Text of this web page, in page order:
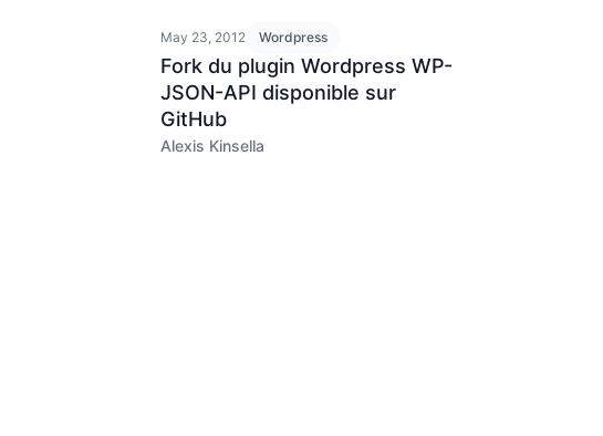
May 23, 2012 Wordpress
Fork du plugin Wordpress WP-
JSON-API disponible sur
GitHub
Alexis Kinsella